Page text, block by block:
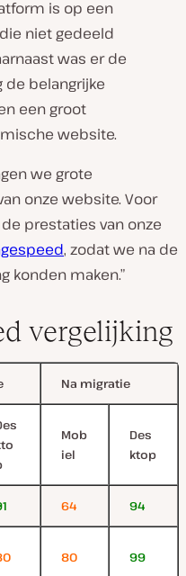
is op een
niet gedeeld
was er de
belangrijke
een groot
website.
we grote
onze website. Voor
prestaties van onze
, zodat we na de
konden maken.”
vergelijking
Na migratie
Mob
iel
Des
ktop
64 94
80 99